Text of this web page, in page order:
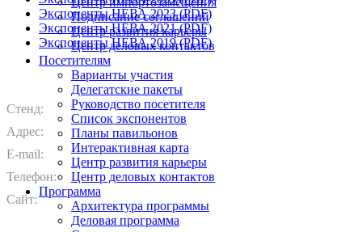
Подписание соглашений
Центр развития карьеры
Центр деловых контактов
Посетителям
Варианты участия
Делегатские пакеты
Руководство посетителя
Список экспонентов
Планы павильонов
Интерактивная карта
Центр развития карьеры
Центр деловых контактов
Программа
Архитектура программы
Деловая программа
Экспоненты НЕВА 2023 (PDF)
Экспоненты НЕВА 2021 (PDF)
Экспоненты НЕВА 2019 (PDF)
Стенд:
Адрес:
E-mail:
Телефон:
Сайт: